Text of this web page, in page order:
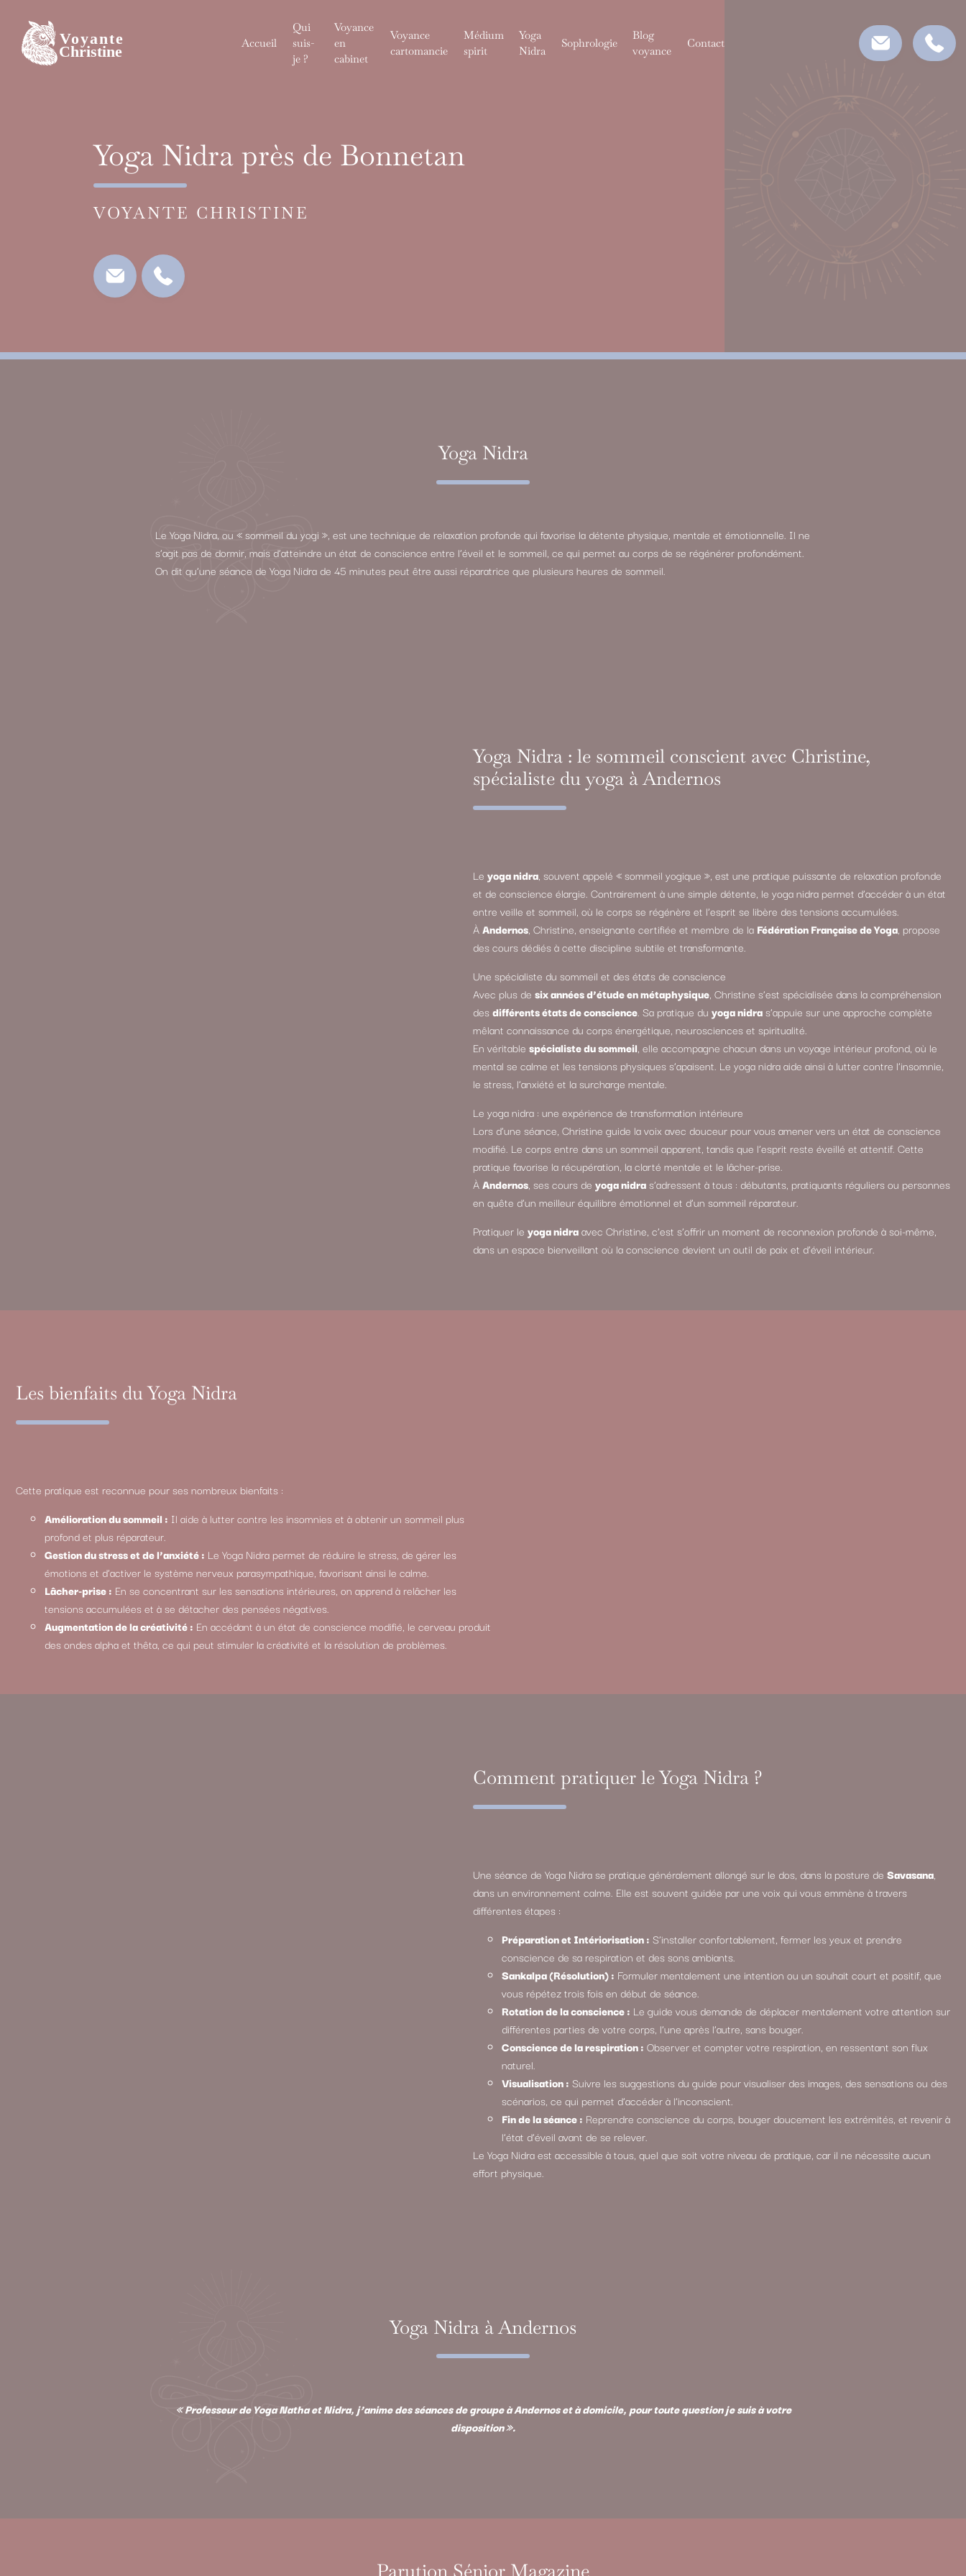
content
Accueil
Qui
suis-
je ?
Voyance
en
cabinet
Voyance
cartomancie
Médium
spirit
Yoga
Nidra
Sophrologie
Blog
voyance
Contact
Yoga Nidra près de Bonnetan
VOYANTE CHRISTINE
Yoga Nidra
Le Yoga Nidra, ou « sommeil du yogi », est une technique de relaxation profonde qui favorise la détente physique, mentale et émotionnelle. Il ne
s’agit pas de dormir, mais d’atteindre un état de conscience entre l’éveil et le sommeil, ce qui permet au corps de se régénérer profondément.
On dit qu’une séance de Yoga Nidra de 45 minutes peut être aussi réparatrice que plusieurs heures de sommeil.
Yoga Nidra : le sommeil conscient avec Christine,
spécialiste du yoga à Andernos
Le yoga nidra, souvent appelé « sommeil yogique », est une pratique puissante de relaxation profonde
et de conscience élargie. Contrairement à une simple détente, le yoga nidra permet d’accéder à un état
entre veille et sommeil, où le corps se régénère et l’esprit se libère des tensions accumulées.
ÀAndernos, Christine, enseignante certifiée et membre de la Fédération Française de Yoga, propose
des cours dédiés à cette discipline subtile et transformante.
Une spécialiste du sommeil et des états de conscience
Avec plus de six années d’étude en métaphysique, Christine s’est spécialisée dans la compréhension
desdifférents états de conscience. Sa pratique du yoga nidras’appuie sur une approche complète
mêlant connaissance du corps énergétique, neurosciences et spiritualité.
En véritable spécialiste du sommeil, elle accompagne chacun dans un voyage intérieur profond, où le
mental se calme et les tensions physiques s’apaisent. Le yoga nidra aide ainsi à lutter contre l’insomnie,
le stress, l’anxiété et la surcharge mentale.
Le yoga nidra : une expérience de transformation intérieure
Lors d’une séance, Christine guide la voix avec douceur pour vous amener vers un état de conscience
modifié. Le corps entre dans un sommeil apparent, tandis que l’esprit reste éveillé et attentif. Cette
pratique favorise la récupération, la clarté mentale et le lâcher-prise.
ÀAndernos, ses cours de yoga nidras’adressent à tous : débutants, pratiquants réguliers ou personnes
en quête d’un meilleur équilibre émotionnel et d’un sommeil réparateur.
Pratiquer le yoga nidraavec Christine, c’est s’offrir un moment de reconnexion profonde à soi-même,
dans un espace bienveillant où la conscience devient un outil de paix et d’éveil intérieur.
Les bienfaits du Yoga Nidra
Cette pratique est reconnue pour ses nombreux bienfaits :
Amélioration du sommeil : Il aide à lutter contre les insomnies et à obtenir un sommeil plus
profond et plus réparateur.
Gestion du stress et de l’anxiété : Le Yoga Nidra permet de réduire le stress, de gérer les
émotions et d’activer le système nerveux parasympathique, favorisant ainsi le calme.
Lâcher-prise : En se concentrant sur les sensations intérieures, on apprend à relâcher les
tensions accumulées et à se détacher des pensées négatives.
Augmentation de la créativité : En accédant à un état de conscience modifié, le cerveau produit
des ondes alpha et thêta, ce qui peut stimuler la créativité et la résolution de problèmes.
Comment pratiquer le Yoga Nidra ?
Une séance de Yoga Nidra se pratique généralement allongé sur le dos, dans la posture de Savasana,
dans un environnement calme. Elle est souvent guidée par une voix qui vous emmène à travers
différentes étapes :
Préparation et Intériorisation : S’installer confortablement, fermer les yeux et prendre
conscience de sa respiration et des sons ambiants.
Sankalpa (Résolution) : Formuler mentalement une intention ou un souhait court et positif, que
vous répétez trois fois en début de séance.
Rotation de la conscience : Le guide vous demande de déplacer mentalement votre attention sur
différentes parties de votre corps, l’une après l’autre, sans bouger.
Conscience de la respiration : Observer et compter votre respiration, en ressentant son flux
naturel.
Visualisation : Suivre les suggestions du guide pour visualiser des images, des sensations ou des
scénarios, ce qui permet d’accéder à l’inconscient.
Fin de la séance : Reprendre conscience du corps, bouger doucement les extrémités, et revenir à
l’état d’éveil avant de se relever.
Le Yoga Nidra est accessible à tous, quel que soit votre niveau de pratique, car il ne nécessite aucun
effort physique.
Yoga Nidra à Andernos
« Professeur de Yoga Natha et Nidra, j’anime des séances de groupe à Andernos et à domicile, pour toute question je suis à votre
disposition ».
Parution Sénior Magazine